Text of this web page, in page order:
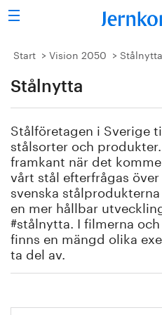
Sök
Stålindustrin
Vision 2050
Forskning/utbildning
Energi/miljö
Vi tycker
Publicerat
Bildbank
Start Vision 2050 Stålnytta
Stålnytta
Stålföretagen i Sverige
stålsorter och
framkant när det
vårt stål efterfrågas
svenska
en mer hållbar
#stålnytta. I filmerna
finns en mängd olika
ta del av.